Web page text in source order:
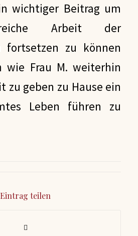
wichtiger Beitrag um
Arbeit der
fortsetzen zu können
wie Frau M. weiterhin
zu geben zu Hause ein
Leben führen zu
Eintrag teilen